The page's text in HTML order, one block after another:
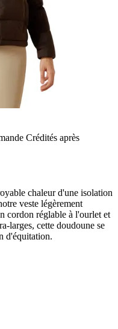
Crédités après
chaleur d'une isolation
veste légèrement
cordon réglable à l'ourlet et
larges, cette doudoune se
d'équitation.